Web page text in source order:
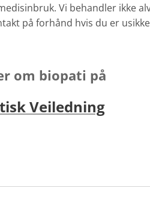
Vi behandler ikke
på forhånd hvis du er
om biopati på
Veiledning